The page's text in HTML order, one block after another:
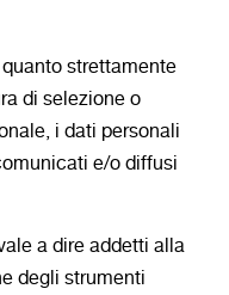
strettamente
di selezione o
i dati personali
e/o diffusi
a dire addetti alla
degli strumenti